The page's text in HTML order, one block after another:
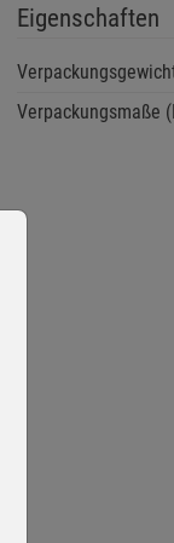
Eigenschaften
Verpackungsmaße